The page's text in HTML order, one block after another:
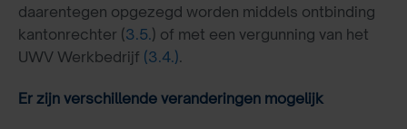
daarentegen opgezegd worden middels ontbinding
kantonrechter (3.5.) of met een vergunning van het
UWV Werkbedrijf (3.4.).
Er zijn verschillende veranderingen mogelijk